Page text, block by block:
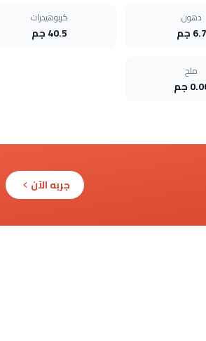
دهون
6.7 جم
كربوهيدرات
40.5 جم
ملح
جم
جربه الآن